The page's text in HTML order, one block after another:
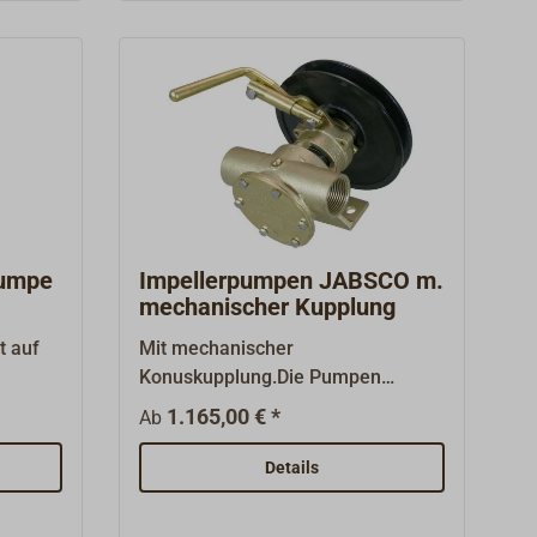
20 l/min, Förderhöhe 8 m,
Saughöhe 5 m, Anschluss 38 mm-
Schlauch,Gewicht 12 kg.
auf
Impellerpumpen JABSCO m.
mechanischer Kupplung
Mit mechanischer
Konuskupplung.Die Pumpen
werden über einen Keilriemen
angetrieben und bei Bedarf von
Hand eingekuppelt.Pumpen mit
hoher Literleistung (Angabe bei
Ab 1.165,00 € *
Details